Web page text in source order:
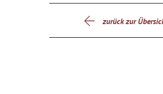
zurück zur